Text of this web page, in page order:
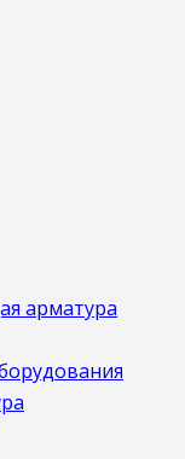
арматура